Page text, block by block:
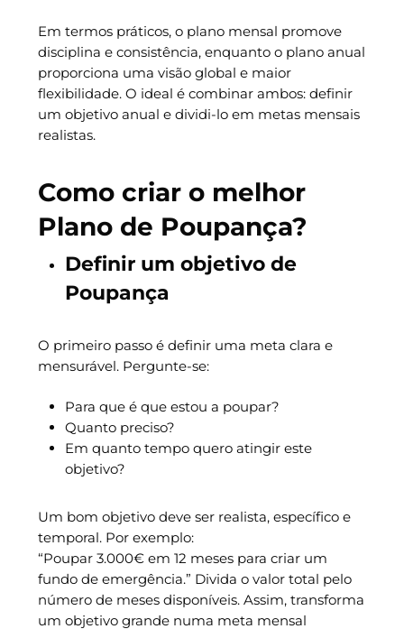
Em termos práticos, o plano mensal promove
disciplina e consistência, enquanto o plano anual
proporciona uma visão global e maior
flexibilidade. O ideal é combinar ambos: definir
um objetivo anual e dividi-lo em metas mensais
realistas.
Como criar o melhor
Plano de Poupança?
Definir um objetivo de
Poupança
O primeiro passo é definir uma meta clara e
mensurável. Pergunte-se:
Para que é que estou a poupar?
Quanto preciso?
Em quanto tempo quero atingir este
objetivo?
Um bom objetivo deve ser realista, específico e
temporal. Por exemplo:
“Poupar 3.000€ em 12 meses para criar um
fundo de emergência.” Divida o valor total pelo
número de meses disponíveis. Assim, transforma
um objetivo grande numa meta mensal